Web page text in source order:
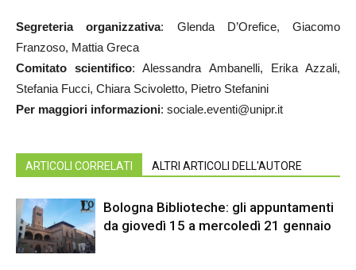
Segreteria organizzativa: Glenda D’Orefice, Giacomo
Franzoso, Mattia Greca
Comitato scientifico: Alessandra Ambanelli, Erika Azzali,
Stefania Fucci, Chiara Scivoletto, Pietro Stefanini
Per maggiori informazioni: sociale.eventi@unipr.it
ARTICOLI CORRELATI ALTRI ARTICOLI DELL'AUTORE
Bologna Biblioteche: gli appuntamenti
da giovedì 15 a mercoledì 21 gennaio